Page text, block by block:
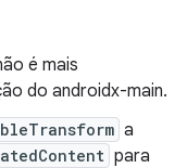
é mais
do androidx-main.
a
para